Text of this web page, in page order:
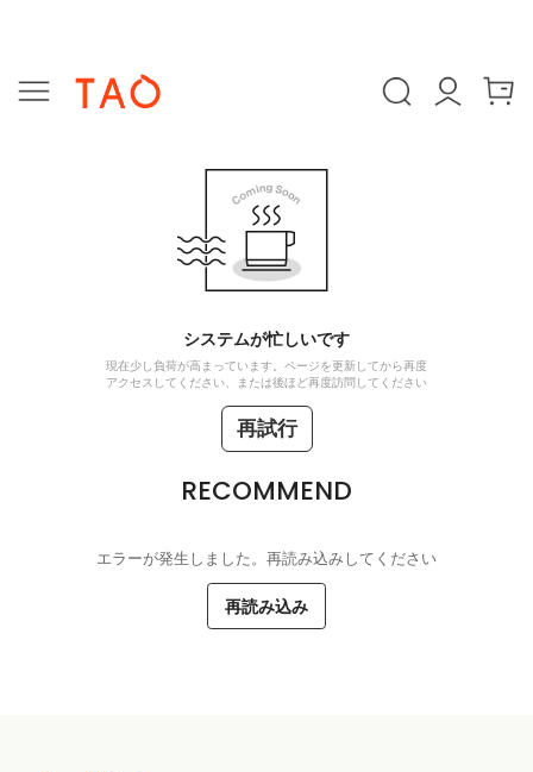
システムが忙しいです
現在少し負荷が高まっています。ページを更新してから再度
アクセスしてください、または後ほど再度訪問してください
再試行
RECOMMEND
エラーが発生しました。再読み込みしてください
再読み込み